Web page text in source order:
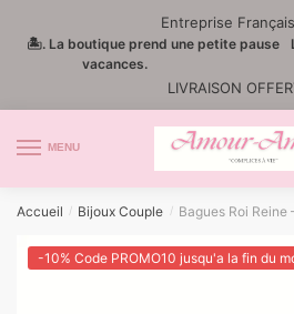
Entreprise
🏝️. La boutique prend une petite pause
vacances.
LIVRAISON
MENU
Accueil / Bijoux Couple / Bagues Roi Reine
-10% Code PROMO10 jusqu'a la fin du